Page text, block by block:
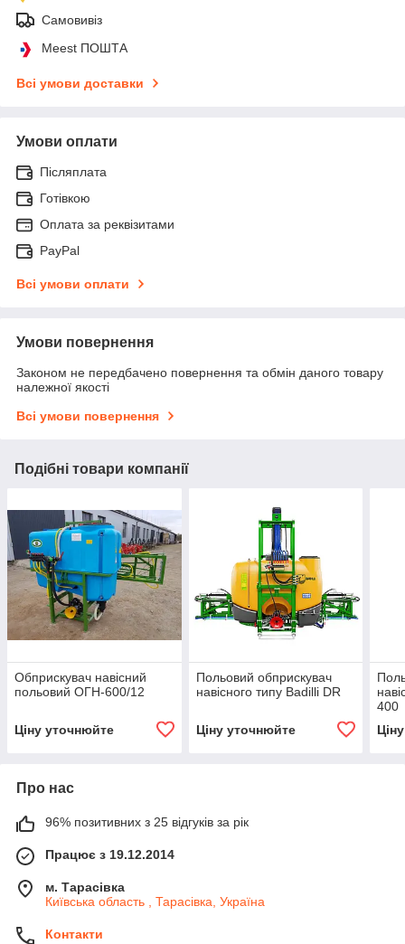
Самовивіз
Meest ПОШТА
Всі умови доставки
Умови оплати
Післяплата
Готівкою
Оплата за реквізитами
PayPal
Всі умови оплати
Умови повернення
Законом не передбачено повернення та обмін даного товару
належної якості
Всі умови повернення
Подібні товари компанії
Обприскувач навісний
польовий ОГН-600/12
Ціну уточнюйте
Польовий обприскувач
навісного типу Badilli DR
Ціну уточнюйте
400
Про нас
96% позитивних з 25 відгуків за рік
Працює з 19.12.2014
м. Тарасівка
Київська область , Тарасівка, Україна
Контакти